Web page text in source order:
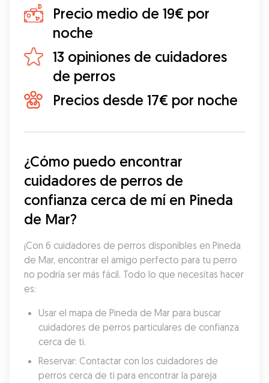
Precio medio de 19€ por
noche
13 opiniones de cuidadores
de perros
Precios desde 17€ por noche
¿Cómo puedo encontrar
cuidadores de perros de
confianza cerca de mí en Pineda
de Mar?
¡Con 6 cuidadores de perros disponibles en Pineda
de Mar, encontrar el amigo perfecto para tu perro
no podría ser más fácil. Todo lo que necesitas hacer
es:
Usar el mapa de Pineda de Mar para buscar
cuidadores de perros particulares de confianza
cerca de ti.
Reservar: Contactar con los cuidadores de
perros cerca de ti para encontrar la pareja